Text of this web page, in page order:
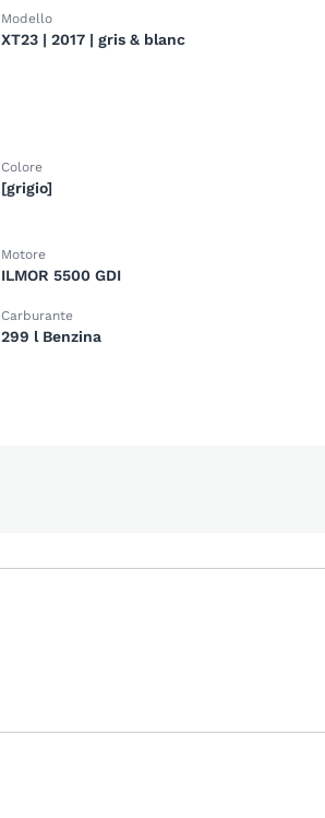
Modello
XT23 | 2017 | gris & blanc
Colore
[grigio]
Motore
ILMOR 5500 GDI
Carburante
299 l Benzina